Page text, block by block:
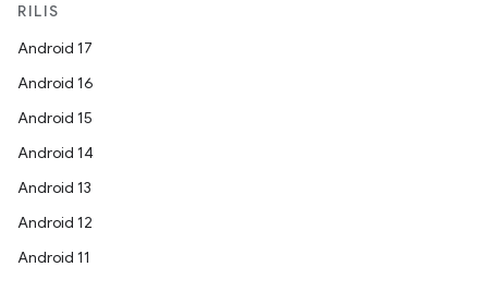
RILIS
Android 17
Android 16
Android 15
Android 14
Android 13
Android 12
Android 11